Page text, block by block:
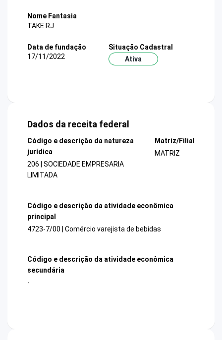
Nome Fantasia
TAKE RJ
Data de fundação
17/11/2022
Situação Cadastral
Ativa
Dados da receita federal
Código e descrição da natureza
jurídica
206 | SOCIEDADE EMPRESARIA
LIMITADA
Matriz/Filial
MATRIZ
Código e descrição da atividade econômica
principal
4723-7/00 | Comércio varejista de bebidas
Código e descrição da atividade econômica
secundária
-